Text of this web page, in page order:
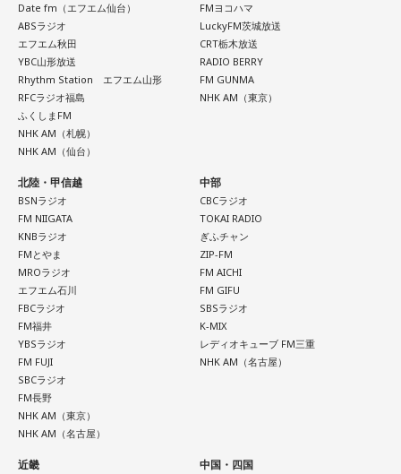
Date fm（エフエム仙台）
ABSラジオ
エフエム秋田
YBC山形放送
Rhythm Station エフエム山形
RFCラジオ福島
ふくしまFM
NHK AM（札幌）
NHK AM（仙台）
FMヨコハマ
LuckyFM茨城放送
CRT栃木放送
RADIO BERRY
FM GUNMA
NHK AM（東京）
北陸・甲信越
BSNラジオ
FM NIIGATA
KNBラジオ
FMとやま
MROラジオ
エフエム石川
FBCラジオ
FM福井
YBSラジオ
FM FUJI
SBCラジオ
FM長野
NHK AM（東京）
NHK AM（名古屋）
中部
CBCラジオ
TOKAI RADIO
ぎふチャン
ZIP-FM
FM AICHI
FM GIFU
SBSラジオ
K-MIX
レディオキューブ FM三重
NHK AM（名古屋）
近畿 中国・四国